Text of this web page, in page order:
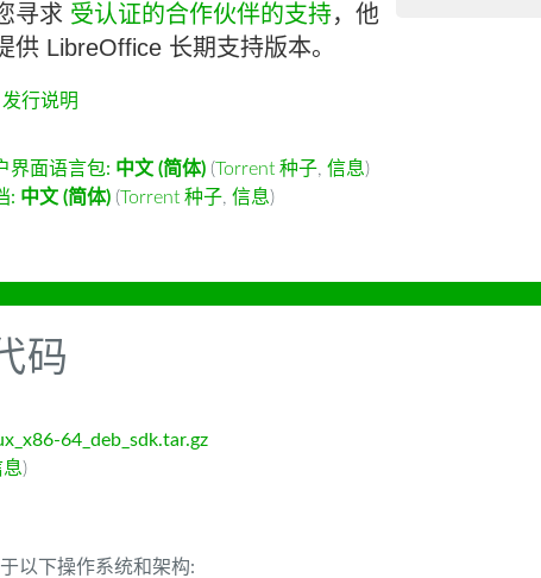
寻求 受认证的合作伙伴的支持，他
供 LibreOffice 长期支持版本。
行说明
界面语言包: 中文 (简体) (Torrent 种子, 信息)
: 中文 (简体) (Torrent 种子, 信息)
码
64_deb_sdk.tar.gz
)
以下操作系统和架构: